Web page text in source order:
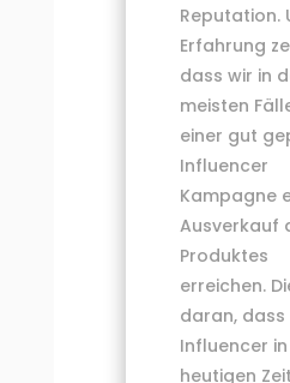
Reputation.
Erfahrung
dass wir in
meisten
einer gut
Influencer
Kampagne
Ausverkauf
Produktes
erreichen.
daran, dass
Influencer
heutigen